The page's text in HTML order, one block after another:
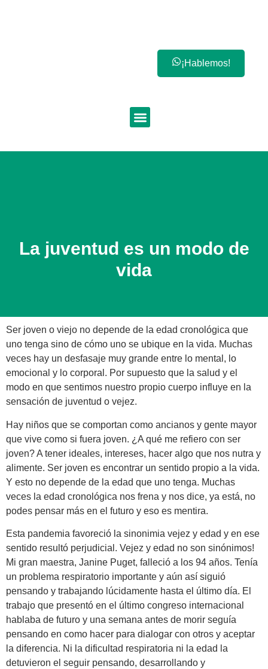
¡Hablemos!
La juventud es un modo de
vida
Ser joven o viejo no depende de la edad cronológica que
uno tenga sino de cómo uno se ubique en la vida. Muchas
veces hay un desfasaje muy grande entre lo mental, lo
emocional y lo corporal. Por supuesto que la salud y el
modo en que sentimos nuestro propio cuerpo influye en la
sensación de juventud o vejez.
Hay niños que se comportan como ancianos y gente mayor
que vive como si fuera joven. ¿A qué me refiero con ser
joven? A tener ideales, intereses, hacer algo que nos nutra y
alimente. Ser joven es encontrar un sentido propio a la vida.
Y esto no depende de la edad que uno tenga. Muchas
veces la edad cronológica nos frena y nos dice, ya está, no
podes pensar más en el futuro y eso es mentira.
Esta pandemia favoreció la sinonimia vejez y edad y en ese
sentido resultó perjudicial. Vejez y edad no son sinónimos!
Mi gran maestra, Janine Puget, falleció a los 94 años. Tenía
un problema respiratorio importante y aún así siguió
pensando y trabajando lúcidamente hasta el último día. El
trabajo que presentó en el último congreso internacional
hablaba de futuro y una semana antes de morir seguía
pensando en como hacer para dialogar con otros y aceptar
la diferencia. Ni la dificultad respiratoria ni la edad la
detuvieron el seguir pensando, desarrollando y